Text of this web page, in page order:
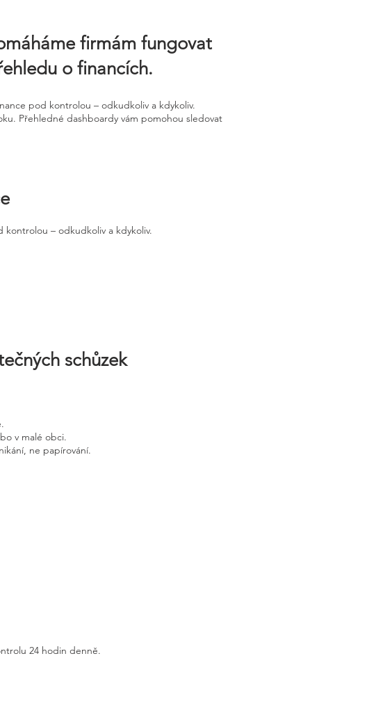
firmám fungovat
o financích.
pod kontrolou – odkudkoliv a kdykoliv.
Přehledné dashboardy vám pomohou sledovat
– odkudkoliv a kdykoliv.
schůzek
v malé obci.
ne papírování.
24 hodin denně.